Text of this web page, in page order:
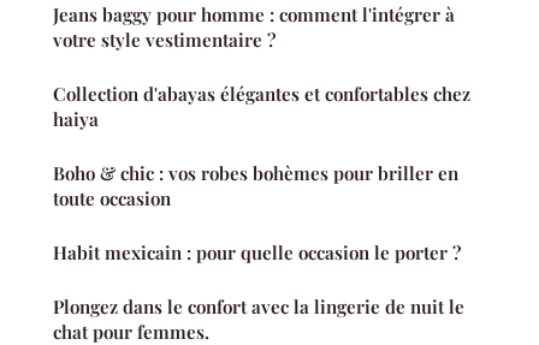
Jeans baggy pour homme : comment l'intégrer à
votre style vestimentaire ?
Collection d'abayas élégantes et confortables chez
haiya
Boho & chic : vos robes bohèmes pour briller en
toute occasion
Habit mexicain : pour quelle occasion le porter ?
Plongez dans le confort avec la lingerie de nuit le
chat pour femmes.